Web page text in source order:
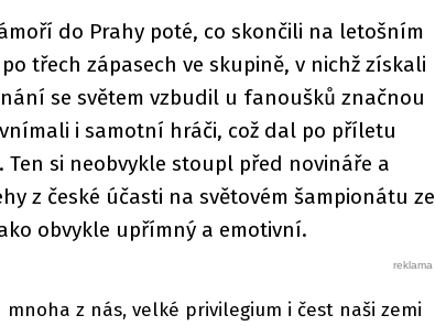
do Prahy poté, co skončili na letošním
třech zápasech ve skupině, v nichž získali
se světem vzbudil u fanoušků značnou
i samotní hráči, což dal po příletu
si neobvykle stoupl před novináře a
z české účasti na světovém šampionátu ze
obvykle upřímný a emotivní.
mnoha z nás, velké privilegium i čest naši zemi